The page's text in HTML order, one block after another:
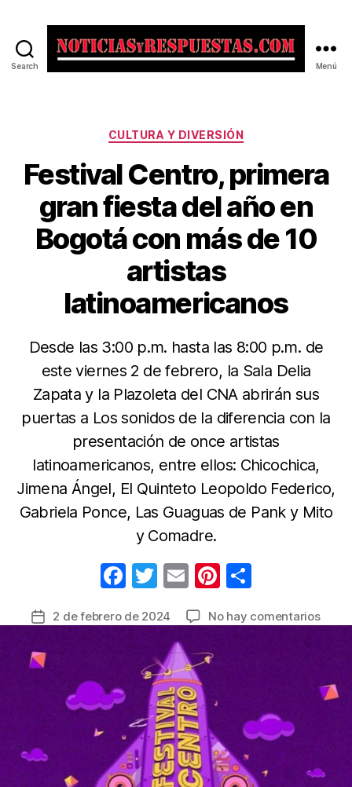
Search Menú
Categorías
CULTURA Y DIVERSIÓN
Festival Centro, primera
gran fiesta del año en
Bogotá con más de 10
artistas
latinoamericanos
Desde las 3:00 p.m. hasta las 8:00 p.m. de
este viernes 2 de febrero, la Sala Delia
Zapata y la Plazoleta del CNA abrirán sus
puertas a Los sonidos de la diferencia con la
presentación de once artistas
latinoamericanos, entre ellos: Chicochica,
Jimena Ángel, El Quinteto Leopoldo Federico,
Gabriela Ponce, Las Guaguas de Pank y Mito
y Comadre.
F
c
b
o
k
T
itt
er
E
ail
Pi
er m
Fecha
la
entrada
2 de febrero de 2024 No hay comentariosen
gran
fiesta